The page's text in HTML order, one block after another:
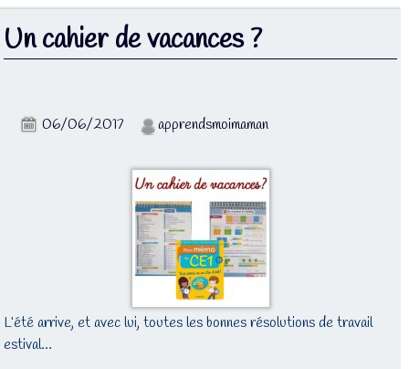
Un cahier de vacances ?
06/06/2017 apprendsmoimaman
L’été arrive, et avec lui, toutes les bonnes résolutions de travail
estival…